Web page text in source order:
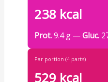
238 kcal
Prot.9.4 g —Gluc.
Par portion (4 parts)
529 kcal